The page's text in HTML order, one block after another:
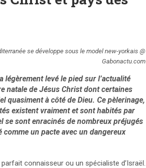
se développe sous le model new-yorkais @
Gabonactu.com
levé le pied sur l’actualité
natale de Jésus Christ dont certaines
quasiment à côté de Dieu. Ce pèlerinage,
existent vraiment et sont habités par
se sont enracinés de nombreux préjugés
un pacte avec un dangereux
connaisseur ou un spécialiste d’Israël.